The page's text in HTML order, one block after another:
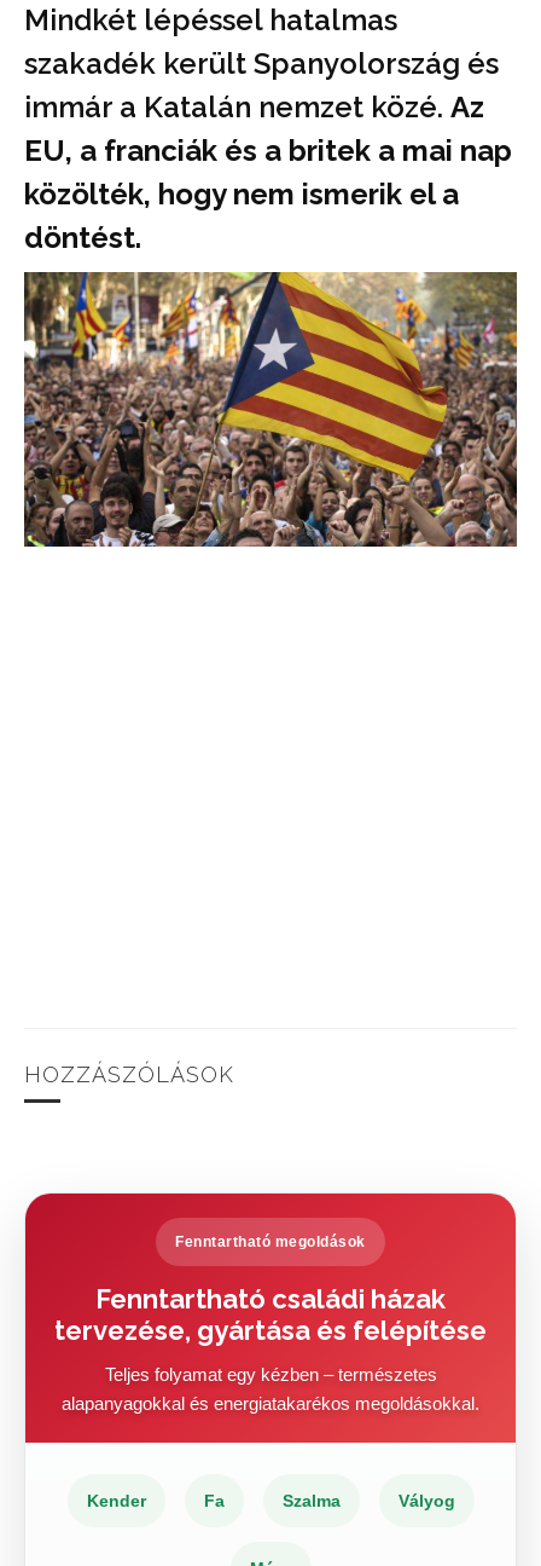
Mindkét lépéssel hatalmas
szakadék került Spanyolország és
immár a Katalán nemzet közé. Az
EU, a franciák és a britek a mai nap
közölték, hogy nem ismerik el a
döntést.
HOZZÁSZÓLÁSOK
Fenntartható megoldások
Fenntartható családi házak
tervezése, gyártása és felépítése
Teljes folyamat egy kézben – természetes
alapanyagokkal és energiatakarékos megoldásokkal.
Kender Fa Szalma Vályog